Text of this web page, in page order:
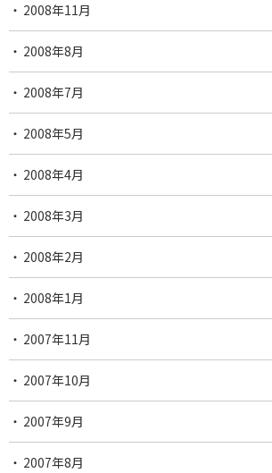
2008年11月
2008年8月
2008年7月
2008年5月
2008年4月
2008年3月
2008年2月
2008年1月
2007年11月
2007年10月
2007年9月
2007年8月